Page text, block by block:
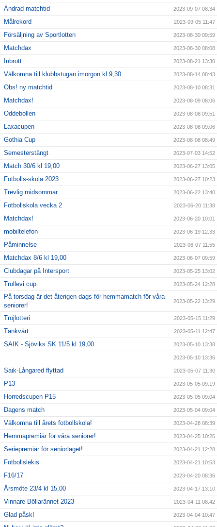
Ändrad matchtid 2023-09-07 08:34
Målrekord 2023-09-05 11:47
Försäljning av Sportlotten 2023-08-30 09:59
Matchdax 2023-08-30 08:08
Inbrott 2023-08-21 13:30
Välkomna till klubbstugan imorgon kl 9,30 2023-08-14 08:43
Obs! ny matchtid 2023-08-10 08:31
Matchdax! 2023-08-09 08:06
Oddebollen 2023-08-08 09:51
Laxacupen 2023-08-08 09:06
Gothia Cup 2023-08-08 08:49
Semesterstängt 2023-07-03 14:52
Match 30/6 kl 19,00 2023-06-27 13:05
Fotbolls-skola 2023 2023-06-27 10:23
Trevlig midsommar 2023-06-22 13:40
Fotbollskola vecka 2 2023-06-20 11:38
Matchdax! 2023-06-20 10:01
mobiltelefon 2023-06-19 12:33
Påminnelse 2023-06-07 11:55
Matchdax 8/6 kl 19,00 2023-06-07 09:59
Clubdagar på Intersport 2023-05-25 13:02
Trollevi cup 2023-05-24 12:28
På torsdag är det återigen dags för hemmamatch för våra
seniorer!
2023-05-22 13:29
Tröjlotteri 2023-05-15 11:29
Tänkvärt 2023-05-11 12:47
SAIK - Sjöviks SK 11/5 kl 19,00 2023-05-10 13:38
2023-05-10 13:36
Saik-Långared flyttad 2023-05-07 11:30
P13 2023-05-05 09:19
Horredscupen P15 2023-05-05 09:04
Dagens match 2023-05-04 09:04
Välkomna till årets fotbollskola! 2023-04-28 08:39
Hemmapremiär för våra seniorer! 2023-04-25 10:26
Seriepremiär för seniorlaget! 2023-04-21 12:28
Fotbollslekis 2023-04-21 10:53
F16/17 2023-04-20 08:36
Årsmöte 23/4 kl 15,00 2023-04-17 13:10
Vinnare Bôllarännet 2023 2023-04-11 08:42
Glad påsk! 2023-04-04 10:47